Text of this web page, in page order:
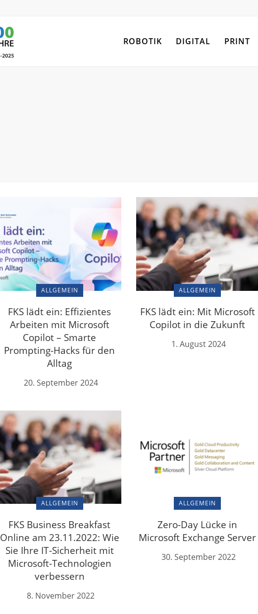
ROBOTIK DIGITAL PRINT
ALLGEMEIN
FKS lädt ein: Effizientes
Arbeiten mit Microsoft
Copilot – Smarte
Prompting-Hacks für den
Alltag
20. September 2024
ALLGEMEIN
FKS lädt ein: Mit Microsoft
Copilot in die Zukunft
1. August 2024
ALLGEMEIN
FKS Business Breakfast
Online am 23.11.2022: Wie
Sie Ihre IT-Sicherheit mit
Microsoft-Technologien
verbessern
8. November 2022
ALLGEMEIN
Zero-Day Lücke in
Microsoft Exchange Server
30. September 2022